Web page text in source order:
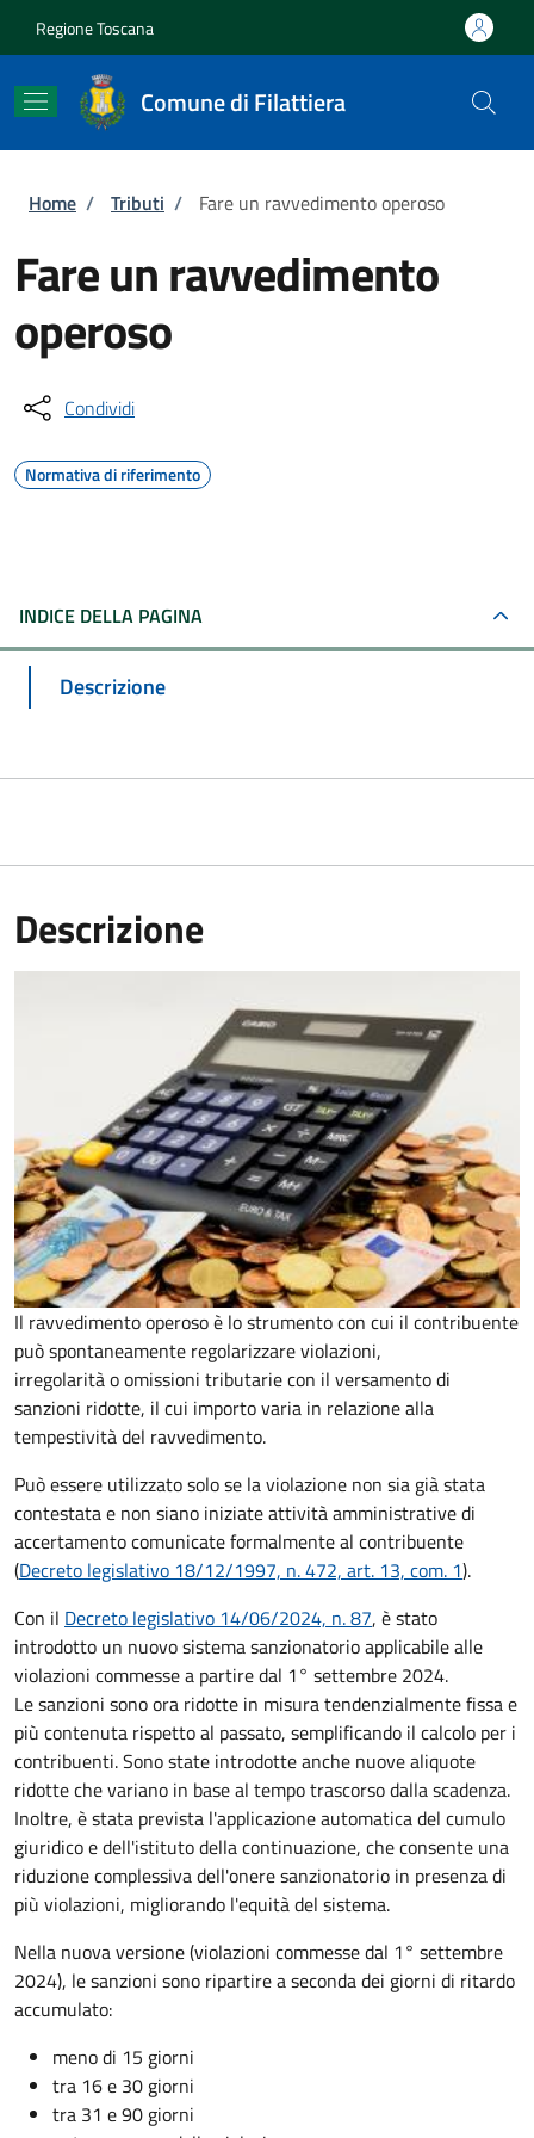
Regione Toscana
Comune di Filattiera
Briciole di pane
Home / Tributi / Fare un ravvedimento operoso
Fare un ravvedimento
operoso
Condividi
Normativa di riferimento
INDICE DELLA PAGINA
Descrizione
Descrizione
Il ravvedimento operoso è lo strumento con cui il contribuente
può spontaneamente regolarizzare violazioni,
irregolarità o omissioni tributarie con il versamento di
sanzioni ridotte, il cui importo varia in relazione alla
tempestività del ravvedimento.
Può essere utilizzato solo se la violazione non sia già stata
contestata e non siano iniziate attività amministrative di
accertamento comunicate formalmente al contribuente
(Decreto legislativo 18/12/1997, n. 472, art. 13, com. 1).
Con il Decreto legislativo 14/06/2024, n. 87, è stato
introdotto un nuovo sistema sanzionatorio applicabile alle
violazioni commesse a partire dal 1° settembre 2024.
Le sanzioni sono ora ridotte in misura tendenzialmente fissa e
più contenuta rispetto al passato, semplificando il calcolo per i
contribuenti. Sono state introdotte anche nuove aliquote
ridotte che variano in base al tempo trascorso dalla scadenza.
Inoltre, è stata prevista l'applicazione automatica del cumulo
giuridico e dell'istituto della continuazione, che consente una
riduzione complessiva dell'onere sanzionatorio in presenza di
più violazioni, migliorando l'equità del sistema.
Nella nuova versione (violazioni commesse dal 1° settembre
2024), le sanzioni sono ripartire a seconda dei giorni di ritardo
accumulato:
meno di 15 giorni
tra 16 e 30 giorni
tra 31 e 90 giorni